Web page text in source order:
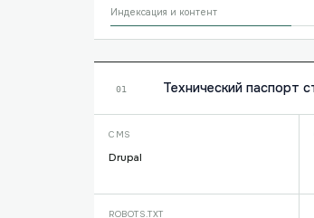
Индексация и контент
01 Технический паспорт
CMS
Drupal
ROBOTS.TXT